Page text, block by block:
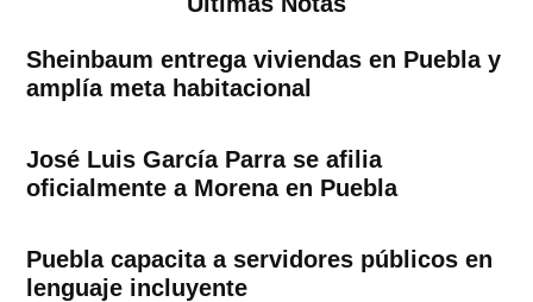
Sheinbaum entrega viviendas en Puebla y
amplía meta habitacional
José Luis García Parra se afilia
oficialmente a Morena en Puebla
Puebla capacita a servidores públicos en
lenguaje incluyente